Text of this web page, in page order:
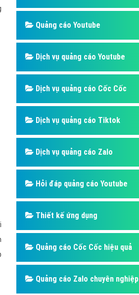
Quảng cáo Youtube
Dịch vụ quảng cáo Youtube
Dịch vụ quảng cáo Cốc Cốc
Dịch vụ quảng cáo Tiktok
Dịch vụ quảng cáo Zalo
Hỏi đáp quảng cáo Youtube
Thiết kế ứng dụng
Quảng cáo Cốc Cốc hiệu quả
Quảng cáo Zalo chuyên nghiệp